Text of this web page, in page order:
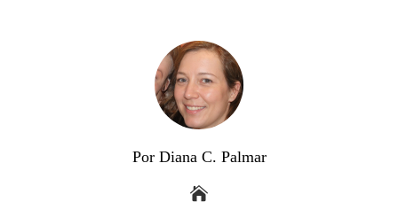
Por Diana C. Palmar